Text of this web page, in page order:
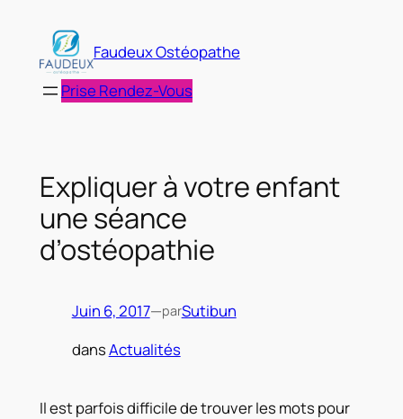
contenu
Faudeux Ostéopathe
Prise Rendez-Vous
Expliquer à votre enfant
une séance
d’ostéopathie
Juin 6, 2017—parSutibun
dansActualités
Il est parfois difficile de trouver les mots pour